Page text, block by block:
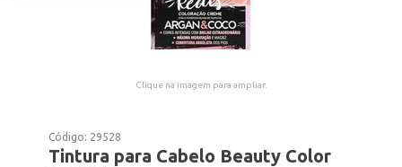
Clique na imagem para ampliar.
Código: 29528
Tintura para Cabelo Beauty Color